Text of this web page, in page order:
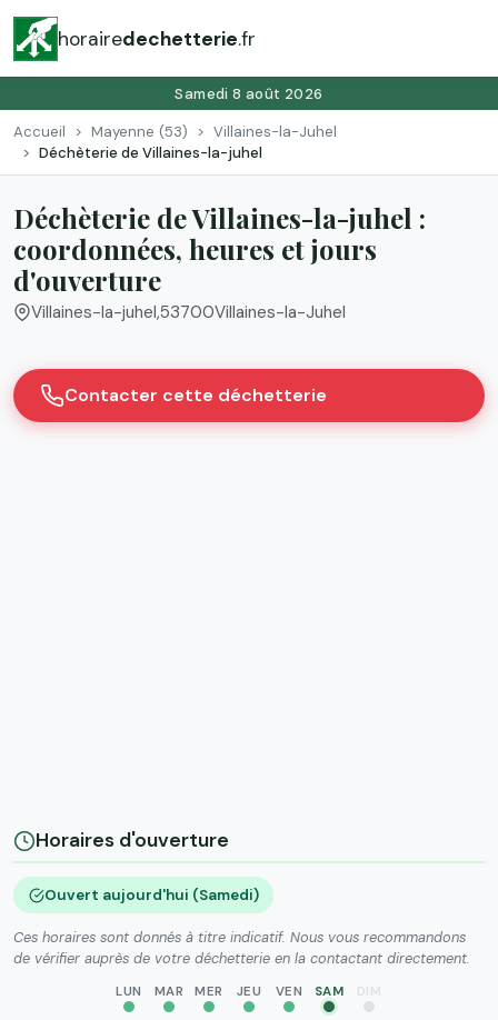
horairedechetterie.fr
Samedi 8 août 2026
Accueil Mayenne (53)
Villaines-la-Juhel
Déchèterie de Villaines-la-juhel
Déchèterie de Villaines-la-juhel :
coordonnées, heures et jours
d'ouverture
Villaines-la-juhel,53700Villaines-la-Juhel
Contacter cette déchetterie
Horaires d'ouverture
Ouvert aujourd'hui (Samedi)
Ces horaires sont donnés à titre indicatif. Nous vous recommandons
de vérifier auprès de votre déchetterie en la contactant directement.
LUN MAR MER JEU VEN SAM DIM